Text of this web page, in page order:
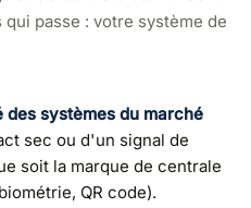
passe : votre système de
systèmes du marché
sec ou d'un signal de
soit la marque de centrale
QR code).